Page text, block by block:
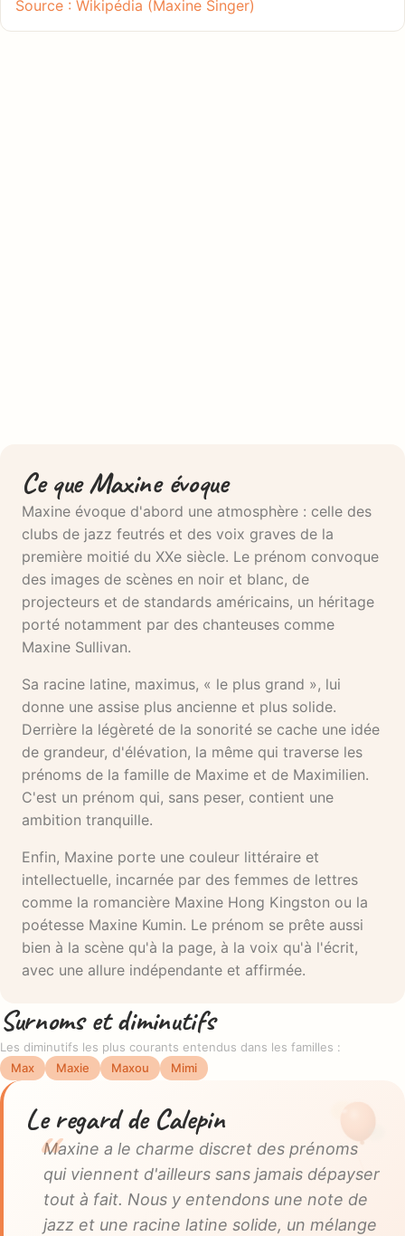
Source : Wikipédia (Maxine Singer)
Ce que Maxine évoque
Maxine évoque d'abord une atmosphère : celle des
clubs de jazz feutrés et des voix graves de la
première moitié du XXe siècle. Le prénom convoque
des images de scènes en noir et blanc, de
projecteurs et de standards américains, un héritage
porté notamment par des chanteuses comme
Maxine Sullivan.
Sa racine latine, maximus, « le plus grand », lui
donne une assise plus ancienne et plus solide.
Derrière la légèreté de la sonorité se cache une idée
de grandeur, d'élévation, la même qui traverse les
prénoms de la famille de Maxime et de Maximilien.
C'est un prénom qui, sans peser, contient une
ambition tranquille.
Enfin, Maxine porte une couleur littéraire et
intellectuelle, incarnée par des femmes de lettres
comme la romancière Maxine Hong Kingston ou la
poétesse Maxine Kumin. Le prénom se prête aussi
bien à la scène qu'à la page, à la voix qu'à l'écrit,
avec une allure indépendante et affirmée.
Surnoms et diminutifs
Les diminutifs les plus courants entendus dans les familles :
Max
Maxie Maxou Mimi
Le regard de Calepin
Maxine a le charme discret des prénoms
qui viennent d'ailleurs sans jamais dépayser
tout à fait. Nous y entendons une note de
jazz et une racine latine solide, un mélange